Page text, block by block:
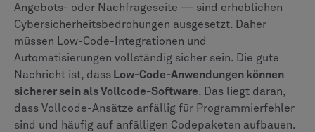
Angebots- oder Nachfrageseite — sind erheblichen
Cybersicherheitsbedrohungen ausgesetzt. Daher
müssen Low-Code-Integrationen und
Automatisierungen vollständig sicher sein. Die gute
Nachricht ist, dass Low-Code-Anwendungen können
sicherer sein als Vollcode-Software. Das liegt daran,
dass Vollcode-Ansätze anfällig für Programmierfehler
sind und häufig auf anfälligen Codepaketen aufbauen.